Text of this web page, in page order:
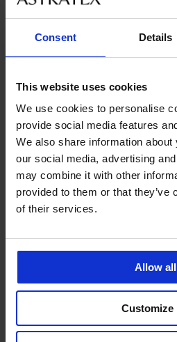
Consent Details
This website uses cookies
We use cookies to personalise
provide social media features
We also share information
our social media, advertising
may combine it with other
provided to them or that they’ve
of their services.
Allow all
Customize
-50%
Saténová
noční
košilka
DIAMOND
Annabelle
krátká
800
1 599
Kč
Výprodej -50%
Saténová
noční
košilka
Diamond
Astratex
Romina
480
Kč
Dámská
saténová
noční
košilka
Peoni
krátká
1 099
-40%
noční
košilka
Luisa
Satine
419
Kč
Výprodej -50%
Erotická
košilka
Obsessive
Arrowel
750
1 499
Erotická
noční
košilka
Tora
krátká
1 199
Dámská
mušelínová
noční
košilka
krátká
1 049
PREMIUM
Dámská
noční
DKNY
Sweet
Dámská
saténová
noční
košilka
Gabrielle
krátká
1 099
Dámská
saténová
noční
košilka
krátká
1 099
Noční
košilka
Zuza
4,8
Erotická
saténová
Kč
Dámská
noční
košilka
Sophia
Ze stejné